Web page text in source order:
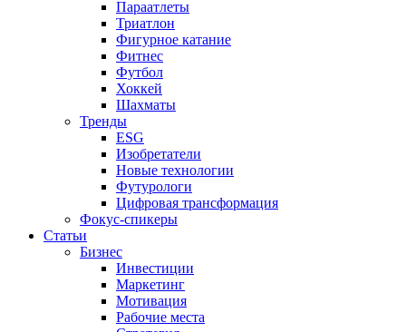
Параатлеты
Триатлон
Фигурное катание
Фитнес
Футбол
Хоккей
Шахматы
Тренды
ESG
Изобретатели
Новые технологии
Футурологи
Цифровая трансформация
Фокус-спикеры
Статьи
Бизнес
Инвестиции
Маркетинг
Мотивация
Рабочие места